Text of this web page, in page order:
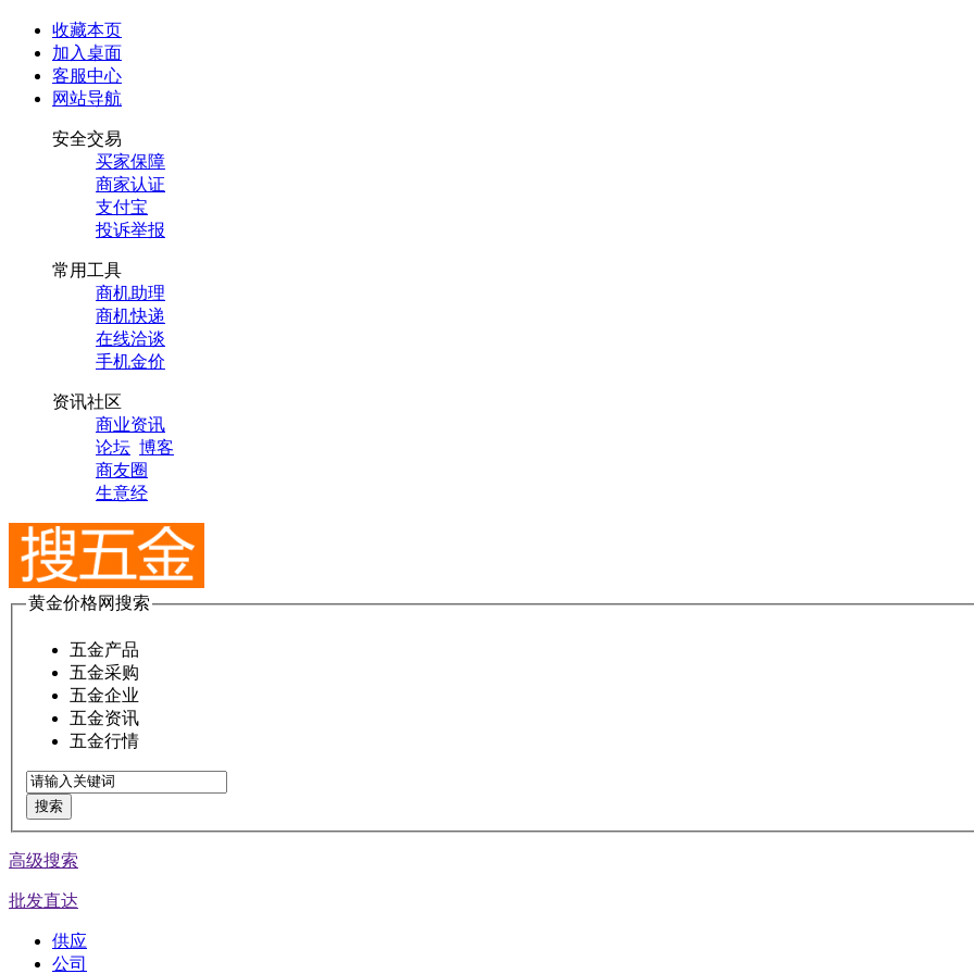
收藏本页
加入桌面
客服中心
网站导航
安全交易
买家保障
商家认证
支付宝
投诉举报
常用工具
商机助理
商机快递
在线洽谈
手机金价
资讯社区
商业资讯
论坛 博客
商友圈
生意经
黄金价格网搜索
五金产品
五金采购
五金企业
五金资讯
五金行情
搜索
高级搜索
批发直达
供应
公司